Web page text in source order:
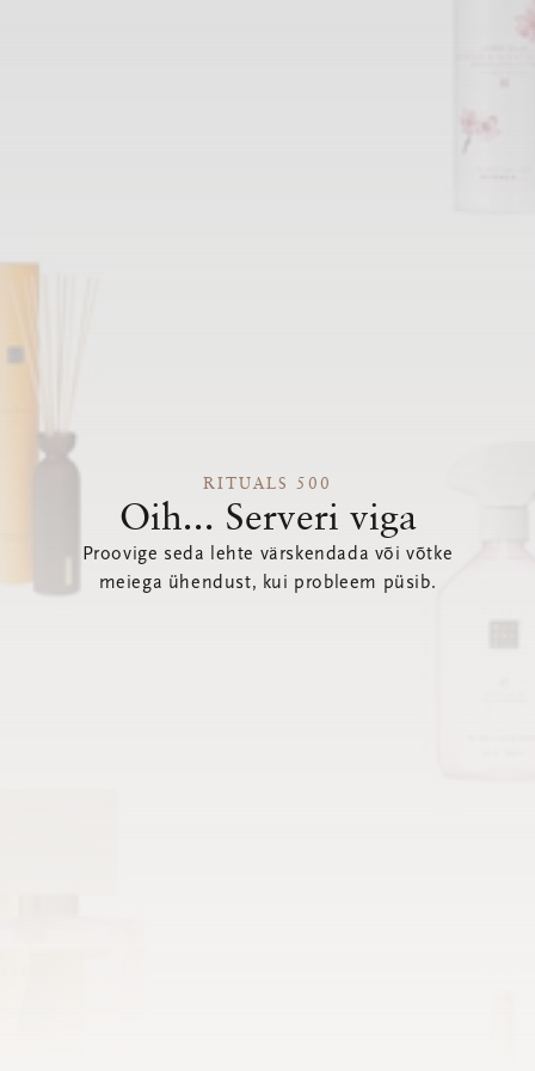
RITUALS 500
Oih... Serveri viga
Proovige seda lehte värskendada või võtke
meiega ühendust, kui probleem püsib.